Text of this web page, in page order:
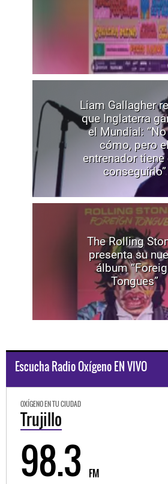
Liam Gallagher
que Inglaterra
el Mundial:
cómo, pero
entrenador tiene
conseguirlo”
The Rolling
presenta su
álbum
Tongues”
Escucha Radio Oxígeno EN VIVO
OXÍGENO EN TU CIUDAD
Trujillo
98.3 FM